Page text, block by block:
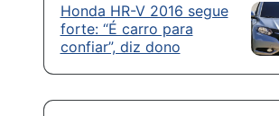
Honda HR-V 2016 segue
forte: “É carro para
confiar”, diz dono